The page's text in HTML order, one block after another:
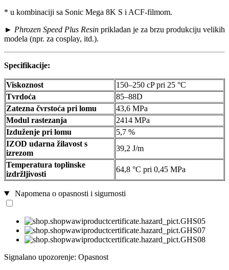
* u kombinaciji sa Sonic Mega 8K S i ACF-filmom.
► Phrozen Speed Plus Resin prikladan je za brzu produkciju velikih
modela (npr. za cosplay, itd.).
Specifikacije:
Viskoznost
150–250 cP pri 25 °C
Tvrdoća
85–88D
Zatezna čvrstoća pri lomu
43,6 MPa
Modul rastezanja
2414 MPa
Izduženje pri lomu
5,7 %
IZOD udarna žilavost s
izrezom
39,2 J/m
Temperatura toplinske
izdržljivosti
64,8 °C pri 0,45 MPa
Napomena o opasnosti i sigurnosti
Signalano upozorenje: Opasnost